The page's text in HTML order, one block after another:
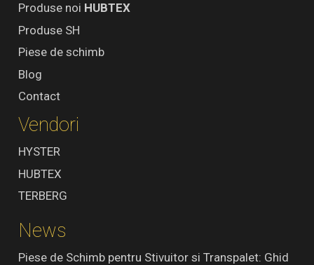
Produse noi HUBTEX
Produse SH
Piese de schimb
Blog
Contact
Vendori
HYSTER
HUBTEX
TERBERG
News
Piese de Schimb pentru Stivuitor si Transpalet: Ghid